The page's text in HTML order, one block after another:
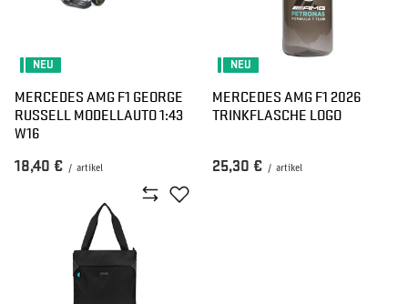
NEU
MERCEDES AMG F1 GEORGE
RUSSELL MODELLAUTO 1:43
W16
18,40 € / artikel
NEU
MERCEDES AMG F1 2026
TRINKFLASCHE LOGO
25,30 € / artikel